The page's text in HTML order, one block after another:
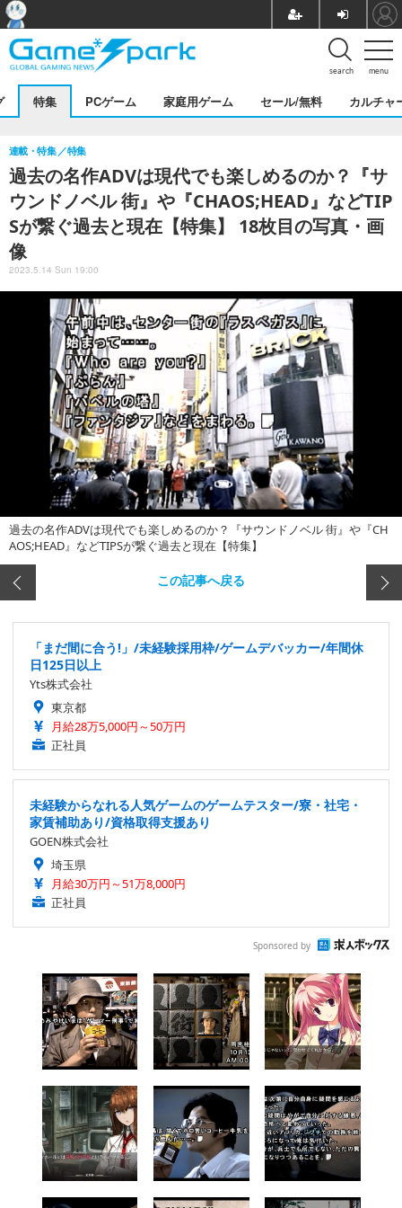
menu
search
特集 PCゲーム 家庭用ゲーム セール/無料 カルチャ
過去の名作ADVは現代でも楽しめるのか？『サ
ウンドノベル 街』や『CHAOS;HEAD』などTIP
Sが繋ぐ過去と現在【特集】 18枚目の写真・画
像
連載・特集 特集
2023.5.14 Sun 19:00
過去の名作ADVは現代でも楽しめるのか？『サウンドノベル 街』や『CH
AOS;HEAD』などTIPSが繋ぐ過去と現在【特集】
この記事へ戻る
「まだ間に合う!」/未経験採用枠/ゲームデバッカー/年間休
日125日以上
Yts株式会社
東京都
月給28万5,000円～50万円
正社員
未経験からなれる人気ゲームのゲームテスター/寮・社宅・
家賃補助あり/資格取得支援あり
GOEN株式会社
埼玉県
月給30万円～51万8,000円
正社員
Sponsored by